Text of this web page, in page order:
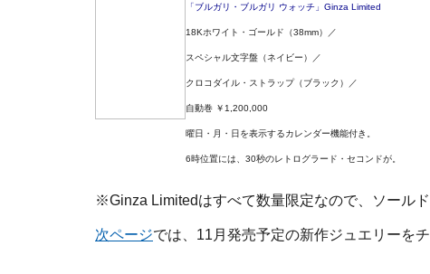
「ブルガリ・ブルガリ ウォッチ」Ginza Limited
18Kホワイト・ゴールド（38mm）／
スペシャル文字盤（ネイビー）／
クロコダイル・ストラップ（ブラック）／
自動巻 ￥1,200,000
曜日・月・日を表示するカレンダー機能付き。
6時位置には、30秒のレトログラード・セコンドが。
※Ginza Limitedはすべて数量限定なので、ソール
次ページでは、11月発売予定の新作ジュエリーを